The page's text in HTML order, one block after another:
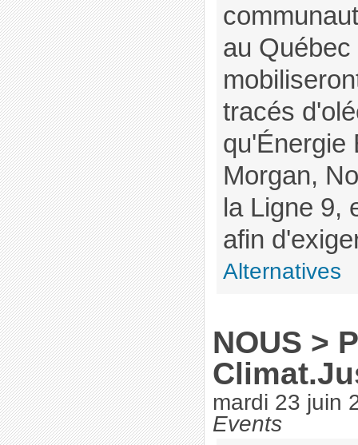
au
tracés
qu'Énergie
Morgan,
la Ligne 9,
afin
Alternatives
NOUS >
mardi 23 juin
Events